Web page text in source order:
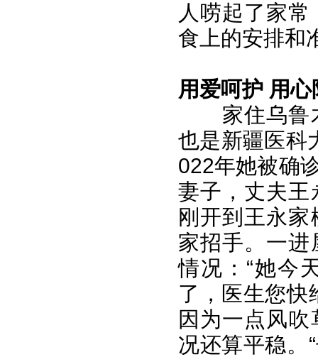
人唠起了家
食上的安排和
用爱呵护 用心
家住乌鲁
也是新疆医科
022年她被确
妻子，丈夫王
刚开到王永
家招手。一
情况：“她今
了，医生您快
因为一点风
况还算平稳。